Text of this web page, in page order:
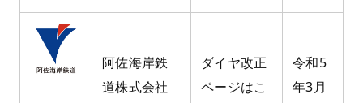
阿佐海岸鉄
道株式会社
ダイヤ改正
ページはこ
令和5
年3月